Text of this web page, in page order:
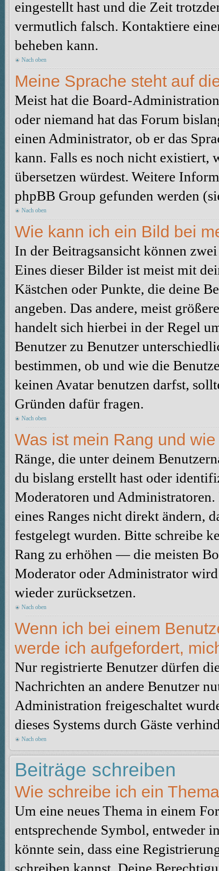
eingestellt hast und die Zeit
vermutlich falsch. Kontaktiere
beheben kann.
Nach oben
Meine Sprache steht auf
Meist hat die Board-
oder niemand hat das Forum
einen Administrator, ob er das
kann. Falls es noch nicht existiert,
übersetzen würdest. Weitere
phpBB Group gefunden werden
Nach oben
Wie kann ich ein Bild bei
In der Beitragsansicht können
Eines dieser Bilder ist meist mit
Kästchen oder Punkte, die deine
angeben. Das andere, meist
handelt sich hierbei in der Regel
Benutzer zu Benutzer
bestimmen, ob und wie die
keinen Avatar benutzen darfst,
Gründen dafür fragen.
Nach oben
Was ist mein Rang und
Ränge, die unter deinem
du bislang erstellt hast oder
Moderatoren und
eines Ranges nicht direkt ändern,
festgelegt wurden. Bitte schreibe
Rang zu erhöhen — die meisten
Moderator oder Administrator
wieder zurücksetzen.
Nach oben
Wenn ich bei einem
werde ich aufgefordert,
Nur registrierte Benutzer dürfen
Nachrichten an andere Benutzer
Administration freigeschaltet
dieses Systems durch Gäste
Nach oben
Beiträge schreiben
Wie schreibe ich ein
Um eine neues Thema in einem
entsprechende Symbol, entweder
könnte sein, dass eine